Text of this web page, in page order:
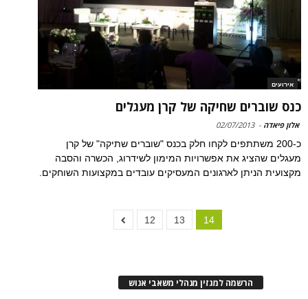
אירועים
כנס שוברים שחיקה של קרן מעגלים
אלון פיאדה -
02/07/2013
כ-200 משתתפים לקחו חלק בכנס "שוברים שתיקה" של קרן
מעגלים שהציג את אפשרויות המימון לשידרוג, הכשרה והסבה
מקצועית הניתן לארגונים המעסיקים עובדים במקצועות השוחקים.
12 13 14
הרשמה למגזין מנהלי משאבי אנוש